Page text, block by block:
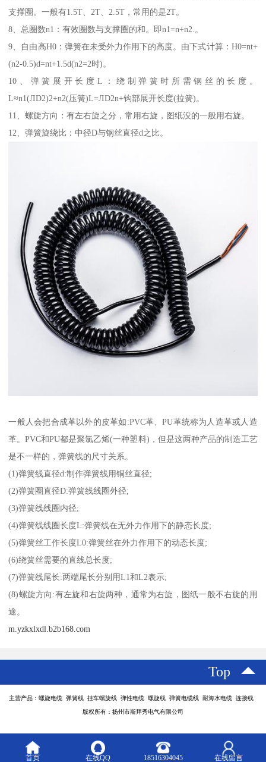
支撑圈。一般有1.5T、2T、2.5T，常用的是2T。
8、总圈数n1：有效圈数与支撑圈的和。即n1=n+n2.。
9、自由高H0：弹簧在未受外力作用下的高度。由下式计算：H0=nt+
(n2-0.5)d=nt+1.5d(n2=2时)。
10、弹簧展开长度L：绕制弹簧时所需钢丝的长度。
L≈n1(ЛD2)2+n2(压簧)L=ЛD2n+钩部展开长度(拉簧)。
11、螺旋方向：有左右旋之分，常用右旋，图纸没的一般用右旋。
12、弹簧旋绕比：中径D与钢丝直径d之比。
一般人会把合成革以外的皮革如:PVC革、PU革统称为人造革或人造
革。PVC和PU都是聚氯乙烯(一种塑料)，但是这两种产品的制造工艺
是不一样的，弹簧线的尺寸关系。
(1)弹簧线直径d:制作弹簧线用铜丝直径;
(2)弹簧圈直径D:弹簧线线圈外径;
(3)弹簧线线圈内径;
(4)弹簧线线圈长度L:弹簧线在无外力作用下的静态长度;
(5)弹簧丝工作长度L0:弹簧丝在外力作用下的动态长度;
(6)绕簧丝需要的直线总长度;
(7)弹簧线尾长:两端尾长分别用L1和L2表示;
(8)螺旋方向:有左旋和右旋两种，通常为右旋，图纸一般不右旋的用
途。
m.yzkxlxdl.b2b168.com
Top
主营产品：螺旋电缆 弹簧线 挂车螺旋线 弹性电缆 螺旋线 弹簧电缆线 耐海水电缆 连接线
版权所有：扬州市斯拜秀电气有限公司
首页 在线QQ 18516304045 在线留言